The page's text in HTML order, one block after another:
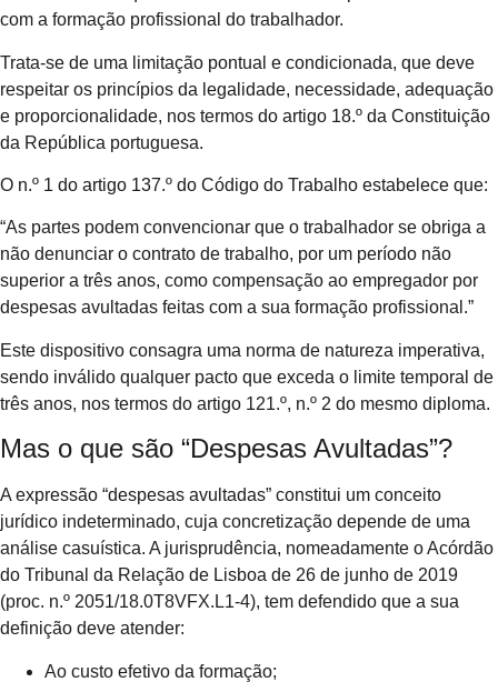
com a formação profissional do trabalhador.
Trata-se de uma limitação pontual e condicionada, que deve
respeitar os princípios da legalidade, necessidade, adequação
e proporcionalidade, nos termos do artigo 18.º da Constituição
da República portuguesa.
O n.º 1 do artigo 137.º do Código do Trabalho estabelece que:
“As partes podem convencionar que o trabalhador se obriga a
não denunciar o contrato de trabalho, por um período não
superior a três anos, como compensação ao empregador por
despesas avultadas feitas com a sua formação profissional.”
Este dispositivo consagra uma norma de natureza imperativa,
sendo inválido qualquer pacto que exceda o limite temporal de
três anos, nos termos do artigo 121.º, n.º 2 do mesmo diploma.
Mas o que são “Despesas Avultadas”?
A expressão “despesas avultadas” constitui um conceito
jurídico indeterminado, cuja concretização depende de uma
análise casuística. A jurisprudência, nomeadamente o Acórdão
do Tribunal da Relação de Lisboa de 26 de junho de 2019
(proc. n.º 2051/18.0T8VFX.L1-4), tem defendido que a sua
definição deve atender:
Ao custo efetivo da formação;